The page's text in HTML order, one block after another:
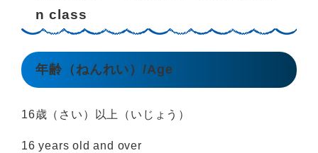
n class
年齢（ねんれい）/Age
16歳（さい）以上（いじょう）
16 years old and over